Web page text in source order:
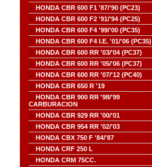
HONDA CBR 600 F1 '87/'90 (PC23)
HONDA CBR 600 F2 '91/'94 (PC25)
HONDA CBR 600 F4 '99/'00 (PC35)
HONDA CBR 600 F4 I.E. '01/'06 (PC35)
HONDA CBR 600 RR '03/'04 (PC37)
HONDA CBR 600 RR '05/'06 (PC37)
HONDA CBR 600 RR '07/'12 (PC40)
HONDA CBR 650 R '19
HONDA CBR 900 RR '98/'99
CARBURACION
HONDA CBR 929 RR '00/'01
HONDA CBR 954 RR '02/'03
HONDA CBX 750 F '84/'87
HONDA CRF 250 L
HONDA CRM 75CC.